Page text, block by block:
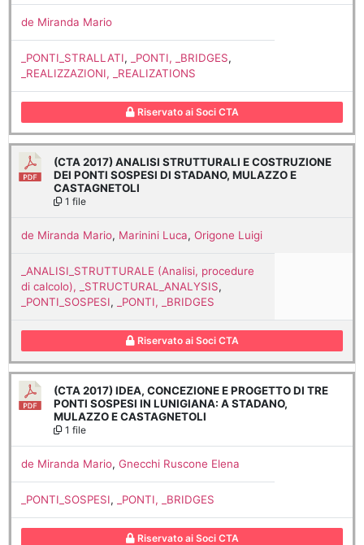
de Miranda Mario
_PONTI_STRALLATI, _PONTI, _BRIDGES,
_REALIZZAZIONI, _REALIZATIONS
Riservato ai Soci CTA
(CTA 2017) ANALISI STRUTTURALI E COSTRUZIONE
DEI PONTI SOSPESI DI STADANO, MULAZZO E
CASTAGNETOLI
1 file
de Miranda Mario, Marinini Luca, Origone Luigi
_ANALISI_STRUTTURALE (Analisi, procedure
di calcolo), _STRUCTURAL_ANALYSIS,
_PONTI_SOSPESI, _PONTI, _BRIDGES
Riservato ai Soci CTA
(CTA 2017) IDEA, CONCEZIONE E PROGETTO DI TRE
PONTI SOSPESI IN LUNIGIANA: A STADANO,
MULAZZO E CASTAGNETOLI
1 file
de Miranda Mario, Gnecchi Ruscone Elena
_PONTI_SOSPESI, _PONTI, _BRIDGES
Riservato ai Soci CTA